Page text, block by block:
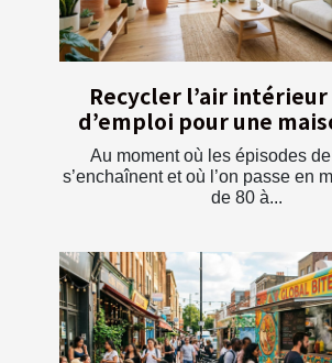
Recycler l’air
d’emploi pour une
Au moment où les épisodes
s’enchaînent et où l’on passe en
de 80 à...